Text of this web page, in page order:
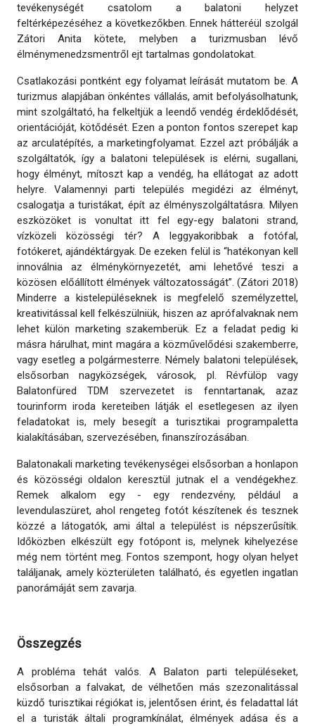
tevékenységét csatolom a balatoni helyzet
feltérképezéséhez a következőkben. Ennek hátteréül szolgál
Zátori Anita kötete, melyben a turizmusban lévő
élménymenedzsmentről ejt tartalmas gondolatokat.
Csatlakozási pontként egy folyamat leírását mutatom be. A
turizmus alapjában önkéntes vállalás, amit befolyásolhatunk,
mint szolgáltató, ha felkeltjük a leendő vendég érdeklődését,
orientációját, kötődését. Ezen a ponton fontos szerepet kap
az arculatépítés, a marketingfolyamat. Ezzel azt próbálják a
szolgáltatók, így a balatoni települések is elérni, sugallani,
hogy élményt, mítoszt kap a vendég, ha ellátogat az adott
helyre. Valamennyi parti település megidézi az élményt,
csalogatja a turistákat, épít az élményszolgáltatásra. Milyen
eszközöket is vonultat itt fel egy-egy balatoni strand,
vízközeli közösségi tér? A leggyakoribbak a fotófal,
fotókeret, ajándéktárgyak. De ezeken felül is “hatékonyan kell
innoválnia az élménykörnyezetét, ami lehetővé teszi a
közösen előállított élmények változatosságát”. (Zátori 2018)
Minderre a kistelepüléseknek is megfelelő személyzettel,
kreativitással kell felkészülniük, hiszen az aprófalvaknak nem
lehet külön marketing szakemberük. Ez a feladat pedig ki
másra hárulhat, mint magára a közművelődési szakemberre,
vagy esetleg a polgármesterre. Némely balatoni települések,
elsősorban nagyközségek, városok, pl. Révfülöp vagy
Balatonfüred TDM szervezetet is fenntartanak, azaz
tourinform iroda kereteiben látják el esetlegesen az ilyen
feladatokat is, mely besegít a turisztikai programpaletta
kialakításában, szervezésében, finanszírozásában.
Balatonakali marketing tevékenységei elsősorban a honlapon
és közösségi oldalon keresztül jutnak el a vendégekhez.
Remek alkalom egy - egy rendezvény, például a
levendulaszüret, ahol rengeteg fotót készítenek és tesznek
közzé a látogatók, ami által a települést is népszerűsítik.
Időközben elkészült egy fotópont is, melynek kihelyezése
még nem történt meg. Fontos szempont, hogy olyan helyet
találjanak, amely közterületen található, és egyetlen ingatlan
panorámáját sem zavarja.
Összegzés
A probléma tehát valós. A Balaton parti településeket,
elsősorban a falvakat, de vélhetően más szezonalitással
küzdő turisztikai régiókat is, jelentősen érint, és feladattal lát
el a turisták általi programkínálat, élmények adása és a